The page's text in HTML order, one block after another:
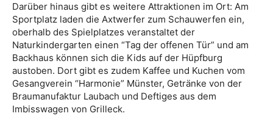
Darüber hinaus gibt es weitere Attraktionen im Ort: Am
Sportplatz laden die Axtwerfer zum Schauwerfen ein,
oberhalb des Spielplatzes veranstaltet der
Naturkindergarten einen “Tag der offenen Tür” und am
Backhaus können sich die Kids auf der Hüpfburg
austoben. Dort gibt es zudem Kaffee und Kuchen vom
Gesangverein “Harmonie” Münster, Getränke von der
Braumanufaktur Laubach und Deftiges aus dem
Imbisswagen von Grilleck.